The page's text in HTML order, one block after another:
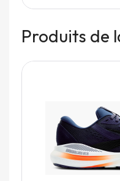
Produits de